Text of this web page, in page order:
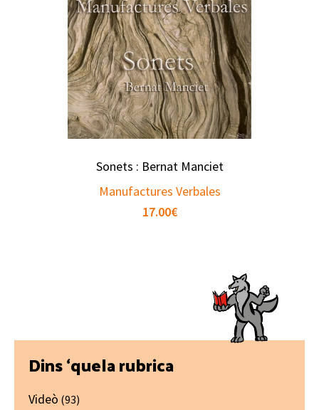
Sonets : Bernat Manciet
Manufactures Verbales
17.00€
Primary
Sidebar
Dins ‘quela rubrica
Videò (93)